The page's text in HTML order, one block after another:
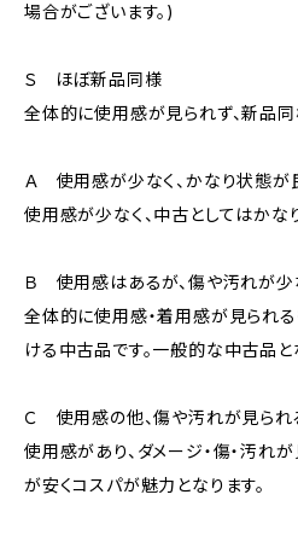
場合がございます。)
Ｓ ほぼ新品同様
全体的に使用感が見られず、新品
Ａ 使用感が少なく、かなり状態が
使用感が少なく、中古としてはかな
Ｂ 使用感はあるが、傷や汚れが少
全体的に使用感・着用感が見られ
ける中古品です。一般的な中古品と
Ｃ 使用感の他、傷や汚れが見られ
使用感があり、ダメージ・傷・汚れ
が安くコスパが魅力となります。